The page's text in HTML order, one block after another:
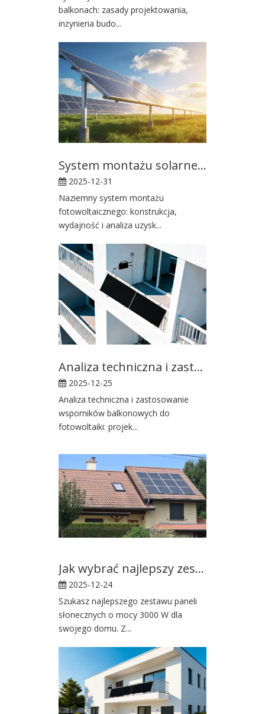
balkonach: zasady projektowania,
inżynieria budo...
System montażu solarnego naziemnego
2025-12-31
Naziemny system montażu
fotowoltaicznego: konstrukcja,
wydajność i analiza uzysk...
Analiza techniczna i zastosowanie wsporników balkonowych do solarów
2025-12-25
Analiza techniczna i zastosowanie
wsporników balkonowych do
fotowoltaiki: projek...
Jak wybrać najlepszy zestaw paneli słonecznych o mocy 3000 W dla swojego domu
2025-12-24
Szukasz najlepszego zestawu paneli
słonecznych o mocy 3000 W dla
swojego domu. Z...